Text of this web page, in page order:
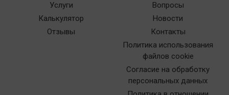
Услуги
Калькулятор
Отзывы
Вопросы
Новости
Контакты
Политика использования
файлов cookie
Согласие на обработку
персональных данных